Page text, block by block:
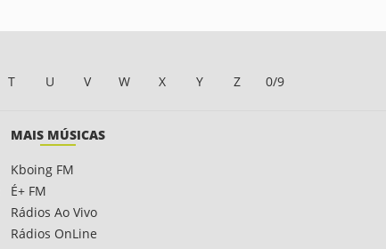
T U V W X Y Z 0/9
MAIS MÚSICAS
Kboing FM
É+ FM
Rádios Ao Vivo
Rádios OnLine